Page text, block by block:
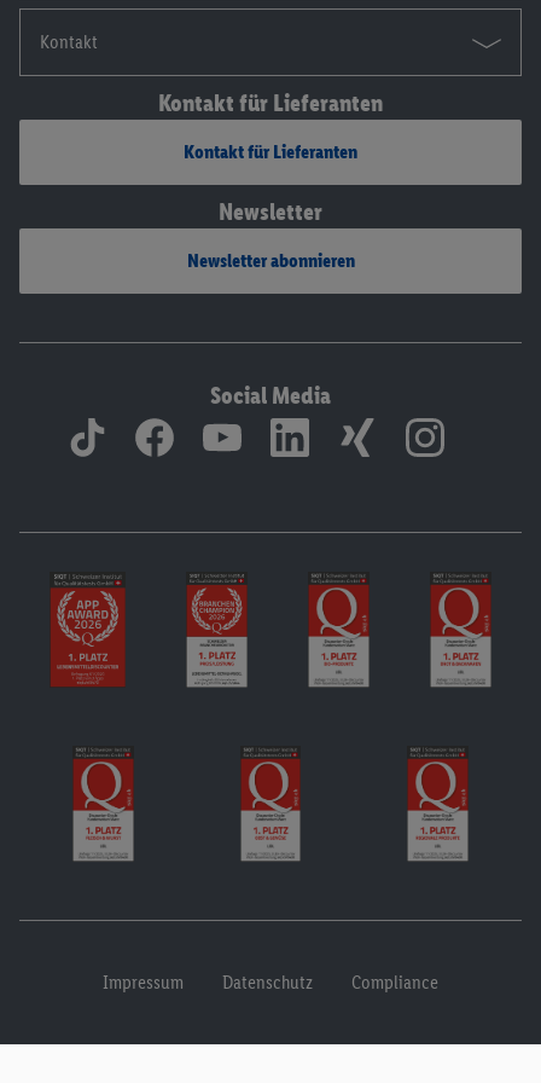
Kontakt
Kontakt für Lieferanten
Kontakt für Lieferanten
Newsletter
Newsletter abonnieren
Social Media
Impressum Datenschutz Compliance